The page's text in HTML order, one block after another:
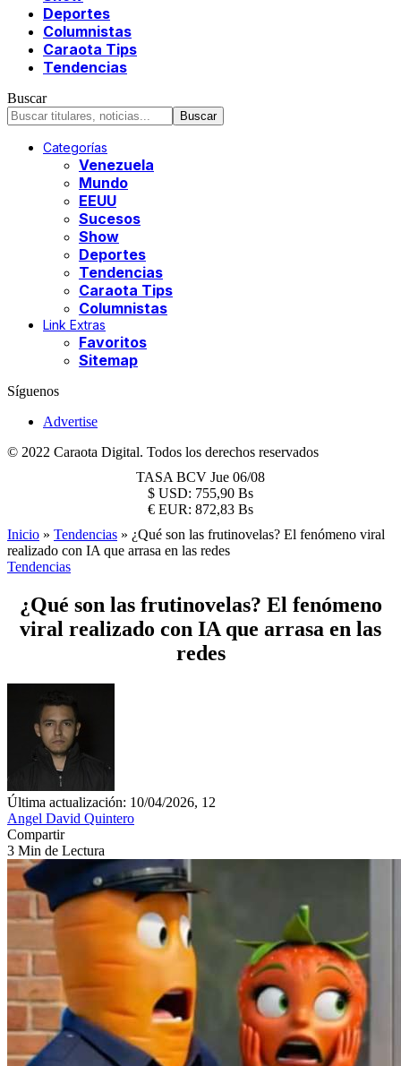
Deportes
Columnistas
Caraota Tips
Tendencias
Buscar
Categorías
Venezuela
Mundo
EEUU
Sucesos
Show
Deportes
Tendencias
Caraota Tips
Columnistas
Link Extras
Favoritos
Sitemap
Síguenos
Advertise
© 2022 Caraota Digital. Todos los derechos reservados
TASA BCV Jue 06/08
$ USD: 755,90 Bs
€ EUR: 872,83 Bs
Inicio » Tendencias » ¿Qué son las frutinovelas? El fenómeno viral
realizado con IA que arrasa en las redes
Tendencias
¿Qué son las frutinovelas? El fenómeno
viral realizado con IA que arrasa en las
redes
Última actualización: 10/04/2026, 12
Angel David Quintero
Compartir
3 Min de Lectura